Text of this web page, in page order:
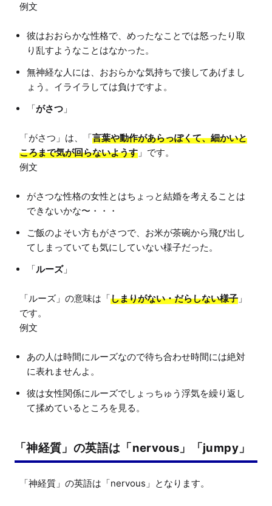
彼はおおらかな性格で、めったなことでは怒ったり取
り乱すようなことはなかった。
無神経な人には、おおらかな気持ちで接してあげまし
ょう。イライラしては負けですよ。
「がさつ 」
「がさつ」は、「言葉や動作があらっぽくて、細かいと
ころまで気が回らないようす 」です。
がさつな性格の女性とはちょっと結婚を考えることは
できないかな〜・・・
ご飯のよそい方もがさつで、お米が茶碗から飛び出し
てしまっていても気にしていない様子だった。
「ルーズ」
「ルーズ」の意味は「しまりがない・だらしない様子 」
です。
あの人は時間にルーズなので待ち合わせ時間には絶対
に表れませんよ。
彼は女性関係にルーズでしょっちゅう浮気を繰り返し
て揉めているところを見る。
「神経質」の英語は「nervous」「jumpy」
「神経質」の英語は「nervous」となります。